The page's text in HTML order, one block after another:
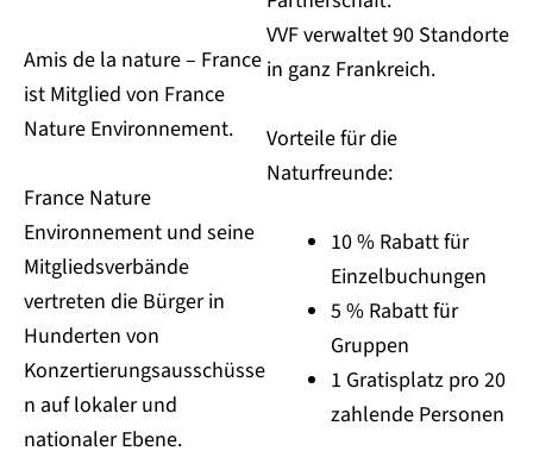
Amis de la nature – France
ist Mitglied von France
Nature Environnement.
France Nature
Environnement und seine
Mitgliedsverbände
vertreten die Bürger in
Hunderten von
Konzertierungsausschüsse
n auf lokaler und
nationaler Ebene.
VVF verwaltet 90 Standorte
in ganz Frankreich.
Vorteile für die
Naturfreunde:
10 % Rabatt für
Einzelbuchungen
5 % Rabatt für
Gruppen
1 Gratisplatz pro 20
zahlende Personen